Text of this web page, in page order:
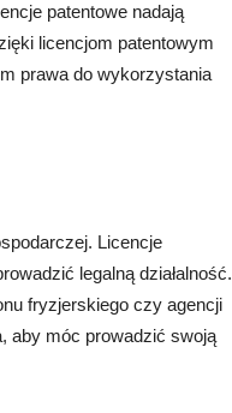
patentowe nadają
licencjom patentowym
prawa do wykorzystania
Licencje
legalną działalność.
fryzjerskiego czy agencji
aby móc prowadzić swoją